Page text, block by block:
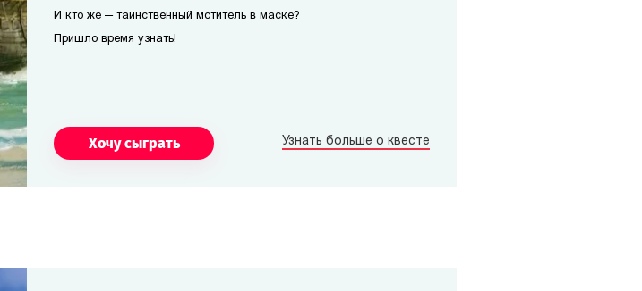
И кто же — таинственный мститель в маске?
Пришло время узнать!
Хочу сыграть Узнать больше о квесте